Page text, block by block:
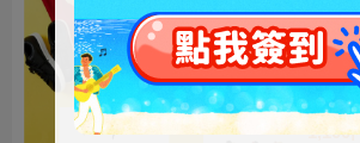
1,300
NT281
ディズ
シーク
迎春コ
1,100